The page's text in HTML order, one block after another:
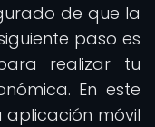
de que la
paso es
realizar tu
En este
aplicación móvil